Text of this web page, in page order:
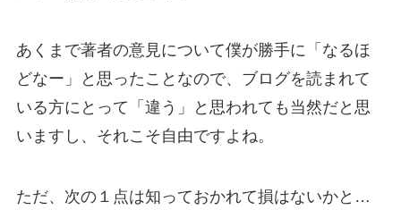
あくまで著者の意見について僕が勝手に「なるほ
どなー」と思ったことなので、ブログを読まれて
いる方にとって「違う」と思われても当然だと思
いますし、それこそ自由ですよね。
ただ、次の１点は知っておかれて損はないかと…